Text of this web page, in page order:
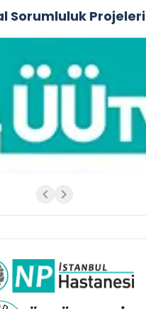
Sorumluluk Projeleri